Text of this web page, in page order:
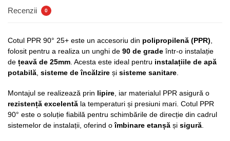
Recenzii 0
Cotul PPR 90° 25+ este un accesoriu din polipropilenă (PPR)
folosit pentru a realiza un unghi de 90 de gradeîntr-o instalație
de țeavă de 25mm . Acesta este ideal pentru instalațiile de apă
potabilă sisteme de încălzire și sisteme sanitare
Montajul se realizează prin lipire, iar materialul PPR asigură o
rezistență excelentă la temperaturi și presiuni mari. Cotul PPR
90° este o soluție fiabilă pentru schimbările de direcție din cadrul
sistemelor de instalații, oferind oîmbinare etanșă și sigură.